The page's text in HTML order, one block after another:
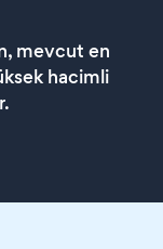
mevcut en
hacimli